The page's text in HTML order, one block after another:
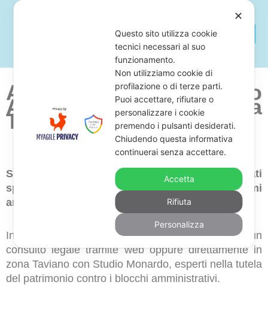
Avvocato Per Fermo
Amministrativo Zona
Taviano
Sei alla ricerca di uno studio legale di avvocati
specializzati nella cancellazione di fermi
amministrativi in zona Taviano?
In questo caso, ti proponiamo di prenotare un
consulto legale tramite web oppure direttamente in
zona Taviano con Studio Monardo, esperti nella tutela
del patrimonio contro i blocchi amministrativi.
✕
Questo sito utilizza cookie
tecnici necessari al suo
funzionamento.
Non utilizziamo cookie di
profilazione o di terze parti.
Puoi accettare, rifiutare o
personalizzare i cookie
premendo i pulsanti desiderati.
Chiudendo questa informativa
continuerai senza accettare.
Accetta
Rifiuta
Personalizza